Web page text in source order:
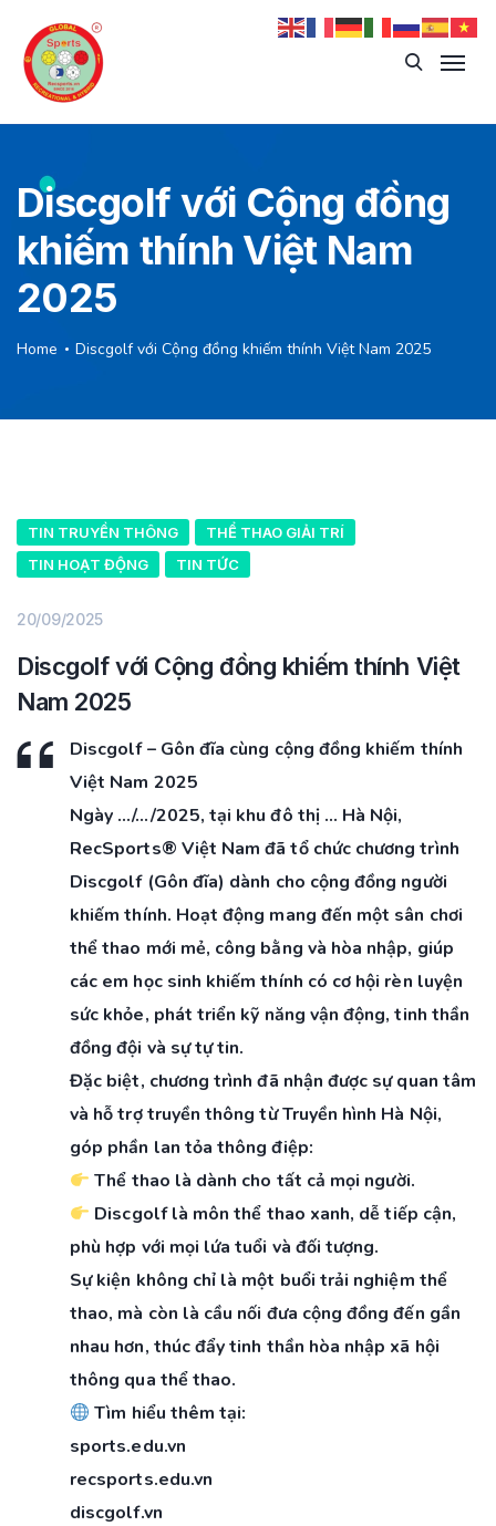
Discgolf với Cộng đồng
khiếm thính Việt Nam
2025
Home Discgolf với Cộng đồng khiếm thính Việt Nam 2025
TIN TRUYỀN THÔNG
THỂ THAO GIẢI TRÍ
TIN HOẠT ĐỘNG
TIN TỨC
20/09/2025
Discgolf với Cộng đồng khiếm thính Việt
Nam 2025
Discgolf – Gôn đĩa cùng cộng đồng khiếm thính
Việt Nam 2025
Ngày …/…/2025, tại khu đô thị … Hà Nội,
RecSports® Việt Nam đã tổ chức chương trình
Discgolf (Gôn đĩa) dành cho cộng đồng người
khiếm thính. Hoạt động mang đến một sân chơi
thể thao mới mẻ, công bằng và hòa nhập, giúp
các em học sinh khiếm thính có cơ hội rèn luyện
sức khỏe, phát triển kỹ năng vận động, tinh thần
đồng đội và sự tự tin.
Đặc biệt, chương trình đã nhận được sự quan tâm
và hỗ trợ truyền thông từ Truyền hình Hà Nội,
góp phần lan tỏa thông điệp:
Thể thao là dành cho tất cả mọi người.
Discgolf là môn thể thao xanh, dễ tiếp cận,
phù hợp với mọi lứa tuổi và đối tượng.
Sự kiện không chỉ là một buổi trải nghiệm thể
thao, mà còn là cầu nối đưa cộng đồng đến gần
nhau hơn, thúc đẩy tinh thần hòa nhập xã hội
thông qua thể thao.
Tìm hiểu thêm tại:
sports.edu.vn
recsports.edu.vn
discgolf.vn